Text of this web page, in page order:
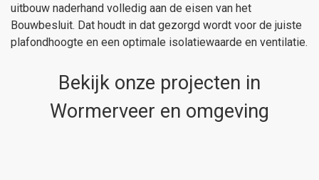
uitbouw naderhand volledig aan de eisen van het
Bouwbesluit. Dat houdt in dat gezorgd wordt voor de juiste
plafondhoogte en een optimale isolatiewaarde en ventilatie.
Bekijk onze projecten in
Wormerveer en omgeving